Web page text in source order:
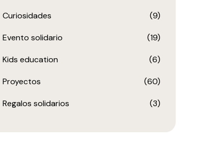
Curiosidades (9)
Evento solidario (19)
Kids education (6)
Proyectos (60)
Regalos solidarios (3)